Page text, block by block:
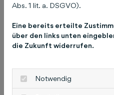
Wir
dich und
Kein manuelles
Dutzend Portalen.
Abs. 1 lit. a. DSGVO).
Eine bereits erteilte
über den links unten
die Zukunft widerrufen.
Notwendig